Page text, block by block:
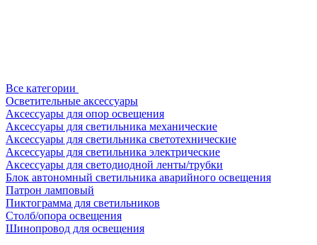
Все категории
Осветительные аксессуары
Аксессуары для опор освещения
Аксессуары для светильника механические
Аксессуары для светильника светотехнические
Аксессуары для светильника электрические
Аксессуары для светодиодной ленты/трубки
Блок автономный светильника аварийного освещения
Патрон ламповый
Пиктограмма для светильников
Столб/опора освещения
Шинопровод для освещения